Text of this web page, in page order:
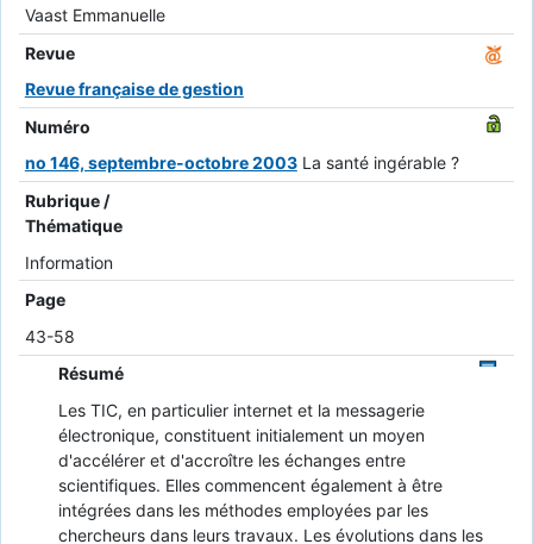
Vaast Emmanuelle
Revue
Revue française de gestion
Numéro
no 146, septembre-octobre 2003 La santé ingérable ?
Rubrique /
Thématique
Information
Page
43-58
Résumé
Les TIC, en particulier internet et la messagerie
électronique, constituent initialement un moyen
d'accélérer et d'accroître les échanges entre
scientifiques. Elles commencent également à être
intégrées dans les méthodes employées par les
chercheurs dans leurs travaux. Les évolutions dans les